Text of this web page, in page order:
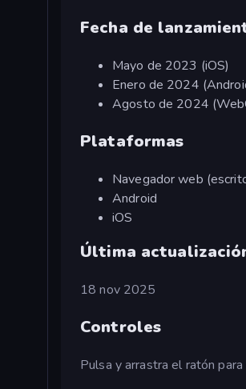
Fecha de
Mayo de 2023 (iOS)
Enero de 2024
Agosto de 2024
Plataformas
Navegador web
Android
iOS
Última
18 nov 2025
Controles
Pulsa y arrastra el ratón